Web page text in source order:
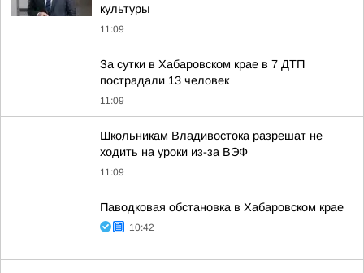
культуры
11:09
За сутки в Хабаровском крае в 7 ДТП
пострадали 13 человек
11:09
Школьникам Владивостока разрешат не
ходить на уроки из-за ВЭФ
11:09
Паводковая обстановка в Хабаровском крае
10:42